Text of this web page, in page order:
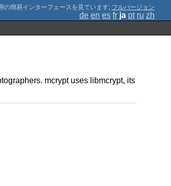
; フルバージョン
de en es fr ja pt ru zh
mcrypt uses libmcrypt, its